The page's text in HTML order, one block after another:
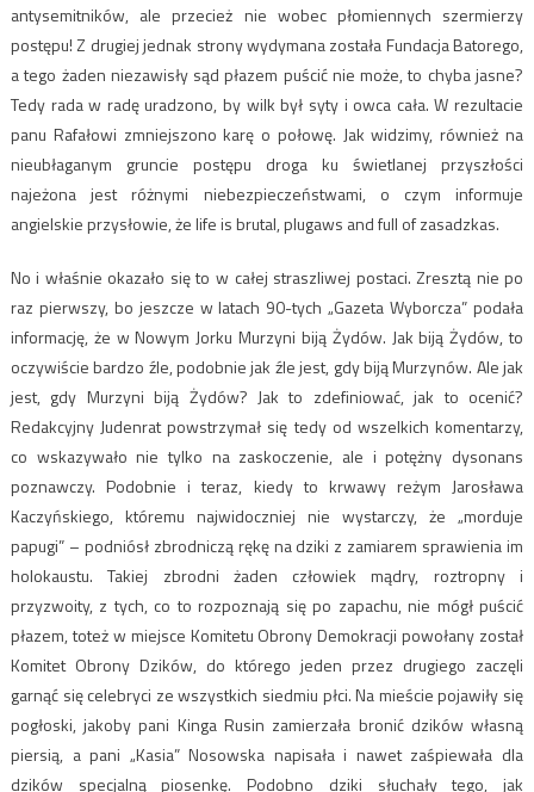
antysemitników, ale przecież nie wobec płomiennych szermierzy
postępu! Z drugiej jednak strony wydymana została Fundacja Batorego,
a tego żaden niezawisły sąd płazem puścić nie może, to chyba jasne?
Tedy rada w radę uradzono, by wilk był syty i owca cała. W rezultacie
panu Rafałowi zmniejszono karę o połowę. Jak widzimy, również na
nieubłaganym gruncie postępu droga ku świetlanej przyszłości
najeżona jest różnymi niebezpieczeństwami, o czym informuje
angielskie przysłowie, że life is brutal, plugaws and full of zasadzkas.
No i właśnie okazało się to w całej straszliwej postaci. Zresztą nie po
raz pierwszy, bo jeszcze w latach 90-tych „Gazeta Wyborcza” podała
informację, że w Nowym Jorku Murzyni biją Żydów. Jak biją Żydów, to
oczywiście bardzo źle, podobnie jak źle jest, gdy biją Murzynów. Ale jak
jest, gdy Murzyni biją Żydów? Jak to zdefiniować, jak to ocenić?
Redakcyjny Judenrat powstrzymał się tedy od wszelkich komentarzy,
co wskazywało nie tylko na zaskoczenie, ale i potężny dysonans
poznawczy. Podobnie i teraz, kiedy to krwawy reżym Jarosława
Kaczyńskiego, któremu najwidoczniej nie wystarczy, że „morduje
papugi” – podniósł zbrodniczą rękę na dziki z zamiarem sprawienia im
holokaustu. Takiej zbrodni żaden człowiek mądry, roztropny i
przyzwoity, z tych, co to rozpoznają się po zapachu, nie mógł puścić
płazem, toteż w miejsce Komitetu Obrony Demokracji powołany został
Komitet Obrony Dzików, do którego jeden przez drugiego zaczęli
garnąć się celebryci ze wszystkich siedmiu płci. Na mieście pojawiły się
pogłoski, jakoby pani Kinga Rusin zamierzała bronić dzików własną
piersią, a pani „Kasia” Nosowska napisała i nawet zaśpiewała dla
dzików specjalną piosenkę. Podobno dziki słuchały tego, jak